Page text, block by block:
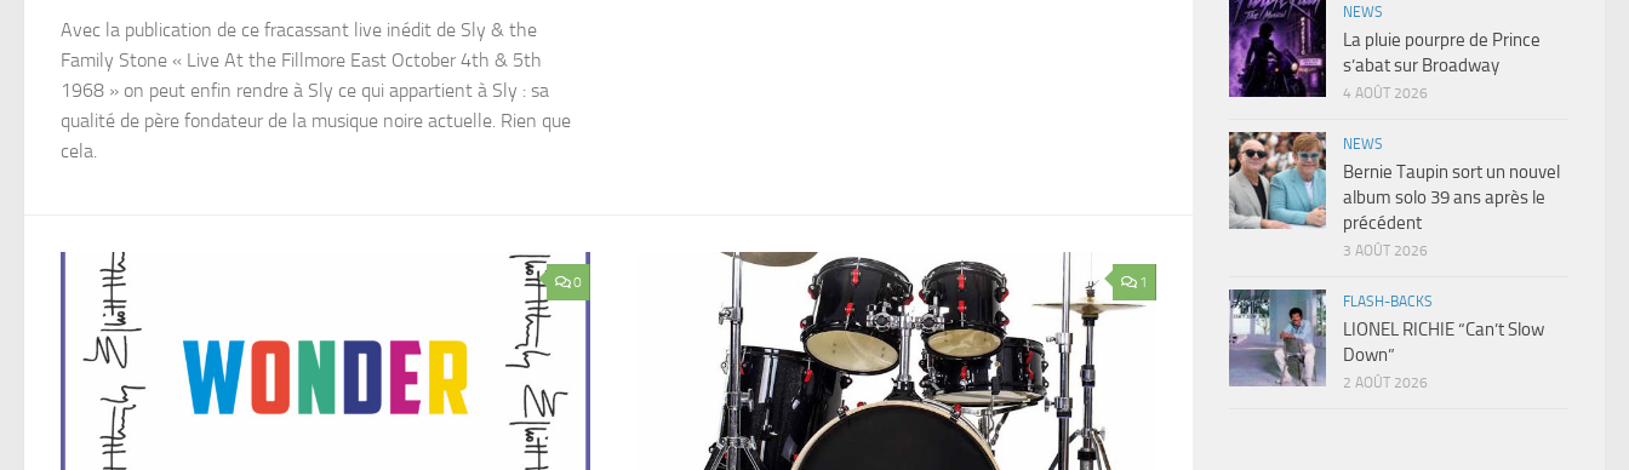
Avec la publication de ce fracassant live inédit de Sly & the
Family Stone « Live At the Fillmore East October 4th & 5th
1968 » on peut enfin rendre à Sly ce qui appartient à Sly : sa
qualité de père fondateur de la musique noire actuelle. Rien que
cela.
0 1
NEWS
La pluie pourpre de Prince
s’abat sur Broadway
4 AOÛT 2026
NEWS
Bernie Taupin sort un nouvel
album solo 39 ans après le
précédent
3 AOÛT 2026
FLASH-BACKS
LIONEL RICHIE “Can’t Slow
Down”
2 AOÛT 2026